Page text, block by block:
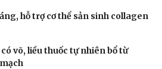
hỗ trợ cơ thể sản sinh collagen
võ, liều thuốc tự nhiên bổ từ